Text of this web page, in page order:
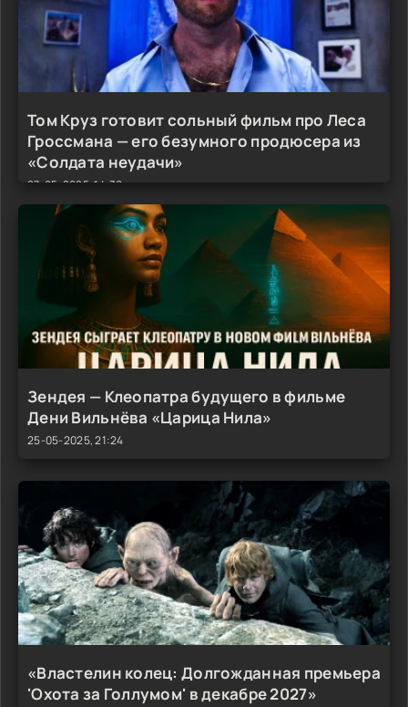
Том Круз готовит сольный фильм про Леса
Гроссмана — его безумного продюсера из
«Солдата неудачи»
27-05-2025, 14:30
Зендея — Клеопатра будущего в фильме
Дени Вильнёва «Царица Нила»
25-05-2025, 21:24
«Властелин колец: Долгожданная премьера
'Охота за Голлумом' в декабре 2027»